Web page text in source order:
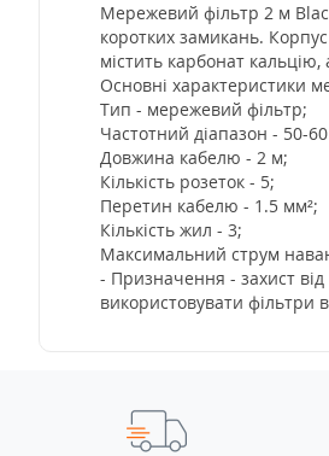
Мережевий фільтр 2 м
коротких замикань.
містить карбонат
Основні характеристики
Тип - мережевий фільтр;
Частотний діапазон - 50-
Довжина кабелю - 2 м;
Кількість розеток - 5;
Перетин кабелю - 1.5 мм²;
Кількість жил - 3;
Максимальний струм
- Призначення - захист
використовувати фільтри